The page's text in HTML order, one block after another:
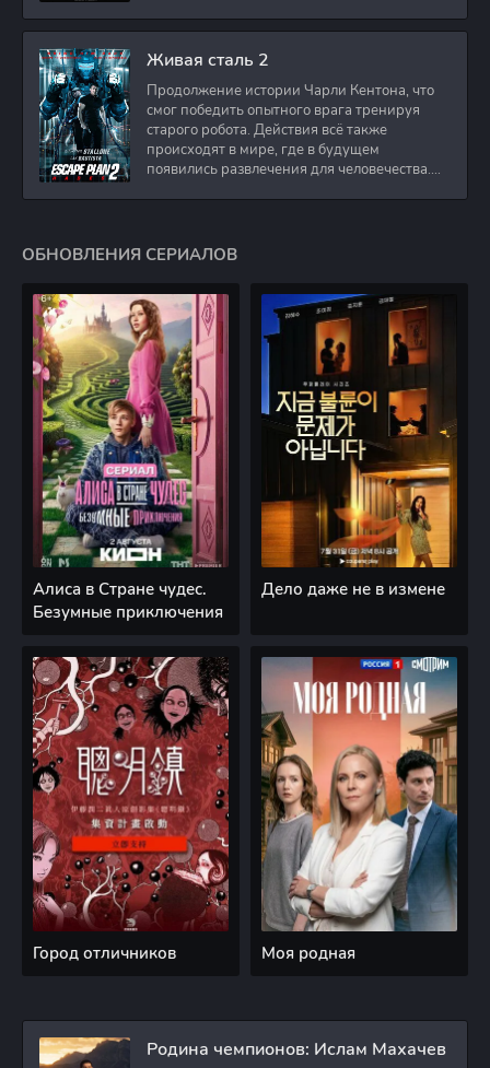
Живая сталь 2
Продолжение истории Чарли Кентона, что
смог победить опытного врага тренируя
старого робота. Действия всё также
происходят в мире, где в будущем
появились развлечения для человечества.
ОБНОВЛЕНИЯ СЕРИАЛОВ
Алиса в Стране чудес.
Безумные приключения
Дело даже не в измене
Город отличников Моя родная
Родина чемпионов: Ислам Махачев